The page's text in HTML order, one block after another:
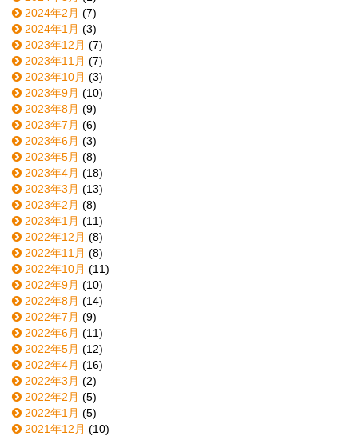
2024年2月 (7)
2024年1月 (3)
2023年12月 (7)
2023年11月 (7)
2023年10月 (3)
2023年9月 (10)
2023年8月 (9)
2023年7月 (6)
2023年6月 (3)
2023年5月 (8)
2023年4月 (18)
2023年3月 (13)
2023年2月 (8)
2023年1月 (11)
2022年12月 (8)
2022年11月 (8)
2022年10月 (11)
2022年9月 (10)
2022年8月 (14)
2022年7月 (9)
2022年6月 (11)
2022年5月 (12)
2022年4月 (16)
2022年3月 (2)
2022年2月 (5)
2022年1月 (5)
2021年12月 (10)